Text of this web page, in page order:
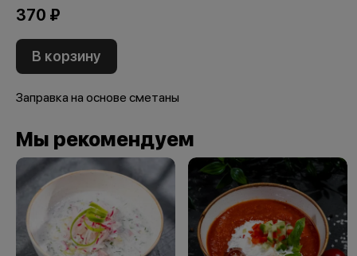
370 ₽
В корзину
Заправка на основе сметаны
Мы рекомендуем